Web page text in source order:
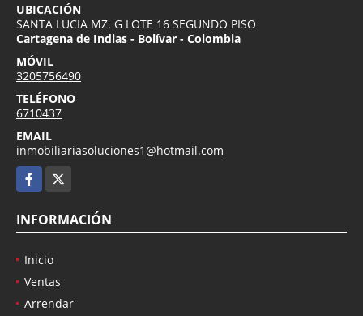
UBICACIÓN
SANTA LUCIA MZ. G LOTE 16 SEGUNDO PISO
Cartagena de Indias - Bolívar - Colombia
MÓVIL
3205756490
TELÉFONO
6710437
EMAIL
inmobiliariasoluciones1@hotmail.com
Facebook
INFORMACIÓN
Inicio
Ventas
Arrendar